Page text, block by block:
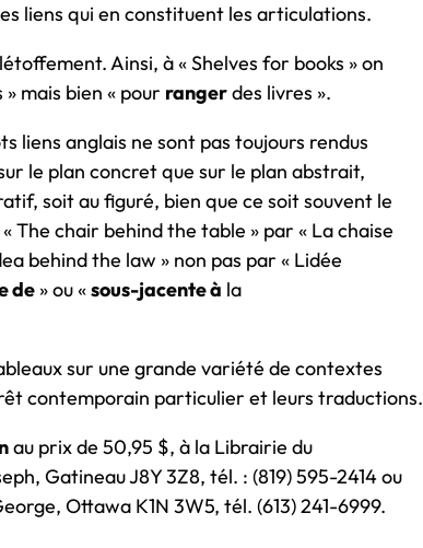
liens qui en constituent les articulations.
Ainsi, à « Shelves for books » on
mais bien « pour rangerdes livres ».
liens anglais ne sont pas toujours rendus
le plan concret que sur le plan abstrait,
soit au figuré, bien que ce soit souvent le
The chair behind the table » par « La chaise
behind the law » non pas par « Lidée
de » ou «sous-jacente à la
sur une grande variété de contextes
contemporain particulier et leurs traductions.
au prix de 50,95 $, à la Librairie du
Gatineau J8Y 3Z8, tél. : (819) 595-2414 ou
Ottawa K1N 3W5, tél. (613) 241-6999.